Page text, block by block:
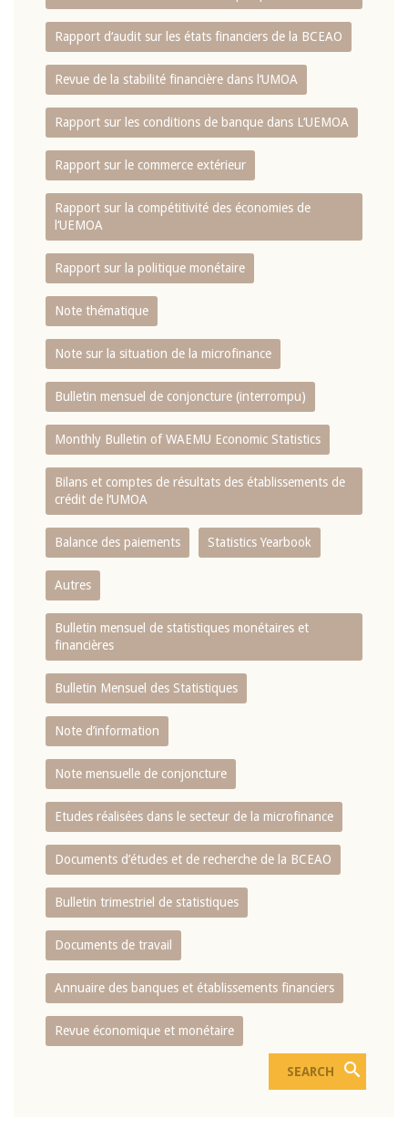
Rapport d‘audit sur les états financiers de la BCEAO
Revue de la stabilité financière dans l‘UMOA
Rapport sur les conditions de banque dans L‘UEMOA
Rapport sur le commerce extérieur
Rapport sur la compétitivité des économies de
l‘UEMOA
Rapport sur la politique monétaire
Note thématique
Note sur la situation de la microfinance
Bulletin mensuel de conjoncture (interrompu)
Monthly Bulletin of WAEMU Economic Statistics
Bilans et comptes de résultats des établissements de
crédit de l‘UMOA
Balance des paiements Statistics Yearbook
Autres
Bulletin mensuel de statistiques monétaires et
financières
Bulletin Mensuel des Statistiques
Note d’information
Note mensuelle de conjoncture
Etudes réalisées dans le secteur de la microfinance
Documents d’études et de recherche de la BCEAO
Bulletin trimestriel de statistiques
Documents de travail
Annuaire des banques et établissements financiers
Revue économique et monétaire